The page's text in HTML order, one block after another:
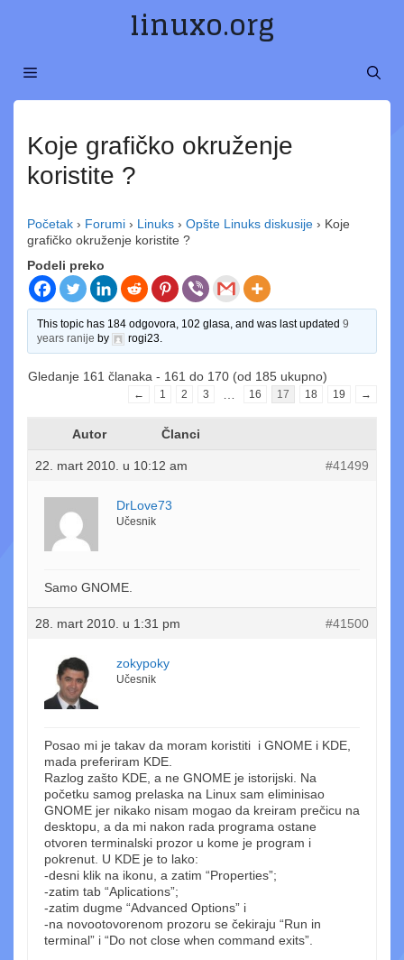
linuxo.org
MENI
Koje grafičko okruženje
koristite ?
Početak › Forumi › Linuks › Opšte Linuks diskusije › Koje
grafičko okruženje koristite ?
Podeli preko
This topic has 184 odgovora, 102 glasa, and was last updated9
years ranije by rogi23
Gledanje 161 članaka - 161 do 170 (od 185 ukupno)
← 1 2 3 16 17 18 19 →
Autor Članci
22. mart 2010. u 10:12 am #41499
DrLove73
Učesnik
Samo GNOME.
28. mart 2010. u 1:31 pm #41500
zokypoky
Učesnik
Posao mi je takav da moram koristiti i GNOME i KDE,
mada preferiram KDE.
Razlog zašto KDE, a ne GNOME je istorijski. Na
početku samog prelaska na Linux sam eliminisao
GNOME jer nikako nisam mogao da kreiram prečicu na
desktopu, a da mi nakon rada programa ostane
otvoren terminalski prozor u kome je program i
pokrenut. U KDE je to lako:
-desni klik na ikonu, a zatim “Properties”;
-zatim tab “Aplications”;
-zatim dugme “Advanced Options” i
-na novootovorenom prozoru se čekiraju “Run in
terminal” i “Do not close when command exits”.